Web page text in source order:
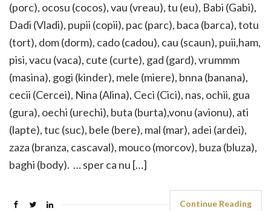
(porc), ocosu (cocos), vau (vreau), tu (eu), Babi (Gabi),
Dadi (Vladi), pupii (copii), pac (parc), baca (barca), totu
(tort), dom (dorm), cado (cadou), cau (scaun), puii,ham,
pisi, vacu (vaca), cute (curte), gad (gard), vrummm
(masina), gogi (kinder), mele (miere), bnna (banana),
cecii (Cercei), Nina (Alina), Ceci (Cici), nas, ochii, gua
(gura), oechi (urechi), buta (burta),vonu (avionu), ati
(lapte), tuc (suc), bele (bere), mal (mar), adei (ardei),
zaza (branza, cascaval), mouco (morcov), buza (bluza),
baghi (body). … sper ca nu […]
Continue Reading